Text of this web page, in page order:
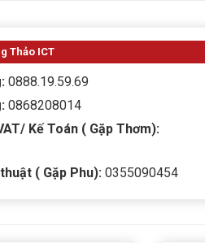
Thảo ICT
0888.19.59.69
0868208014
Kế Toán ( Gặp Thơm):
( Gặp Phu): 0355090454